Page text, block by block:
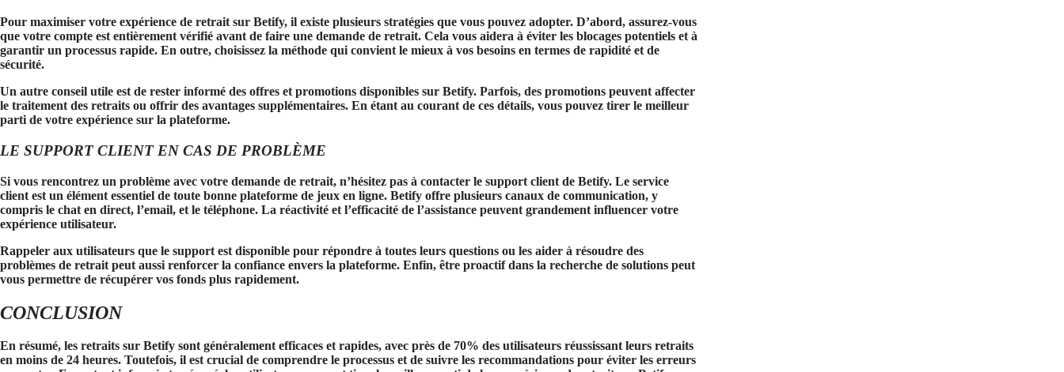
Pour maximiser votre expérience de retrait sur Betify, il existe plusieurs stratégies que vous pouvez adopter. D’abord, assurez-vous
que votre compte est entièrement vérifié avant de faire une demande de retrait. Cela vous aidera à éviter les blocages potentiels et à
garantir un processus rapide. En outre, choisissez la méthode qui convient le mieux à vos besoins en termes de rapidité et de
sécurité.
Un autre conseil utile est de rester informé des offres et promotions disponibles sur Betify. Parfois, des promotions peuvent affecter
le traitement des retraits ou offrir des avantages supplémentaires. En étant au courant de ces détails, vous pouvez tirer le meilleur
parti de votre expérience sur la plateforme.
LE SUPPORT CLIENT EN CAS DE PROBLÈME
Si vous rencontrez un problème avec votre demande de retrait, n’hésitez pas à contacter le support client de Betify. Le service
client est un élément essentiel de toute bonne plateforme de jeux en ligne. Betify offre plusieurs canaux de communication, y
compris le chat en direct, l’email, et le téléphone. La réactivité et l’efficacité de l’assistance peuvent grandement influencer votre
expérience utilisateur.
Rappeler aux utilisateurs que le support est disponible pour répondre à toutes leurs questions ou les aider à résoudre des
problèmes de retrait peut aussi renforcer la confiance envers la plateforme. Enfin, être proactif dans la recherche de solutions peut
vous permettre de récupérer vos fonds plus rapidement.
CONCLUSION
En résumé, les retraits sur Betify sont généralement efficaces et rapides, avec près de 70% des utilisateurs réussissant leurs retraits
en moins de 24 heures. Toutefois, il est crucial de comprendre le processus et de suivre les recommandations pour éviter les erreurs